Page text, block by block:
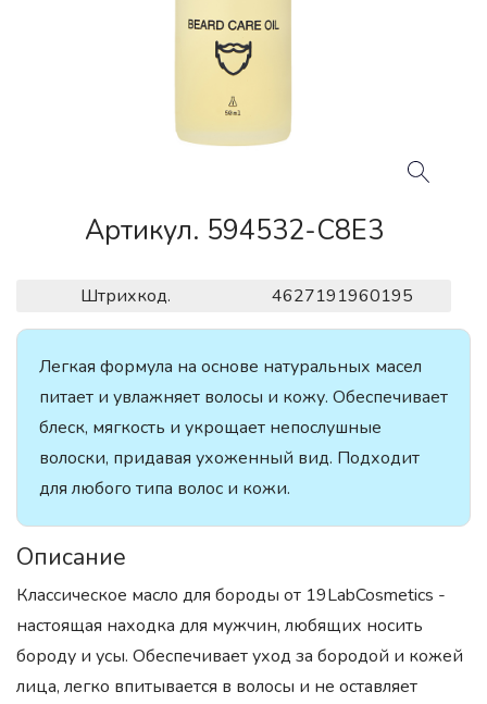
Артикул. 594532-C8E3
Штрихкод. 4627191960195
Легкая формула на основе натуральных масел
питает и увлажняет волосы и кожу. Обеспечивает
блеск, мягкость и укрощает непослушные
волоски, придавая ухоженный вид. Подходит
для любого типа волос и кожи.
Описание
Классическое масло для бороды от 19LabCosmetics -
настоящая находка для мужчин, любящих носить
бороду и усы. Обеспечивает уход за бородой и кожей
лица, легко впитывается в волосы и не оставляет